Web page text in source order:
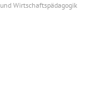
Wirtschaftspädagogik